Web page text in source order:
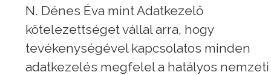
N. Dénes Éva mint Adatkezelő
kötelezettséget vállal arra, hogy
tevékenységével kapcsolatos minden
adatkezelés megfelel a hatályos nemzeti